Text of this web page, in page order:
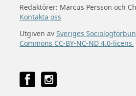
Redaktörer: Marcus Persson och
Kontakta oss
Utgiven av Sveriges
Commons CC-BY-NC-ND 4.0-licens